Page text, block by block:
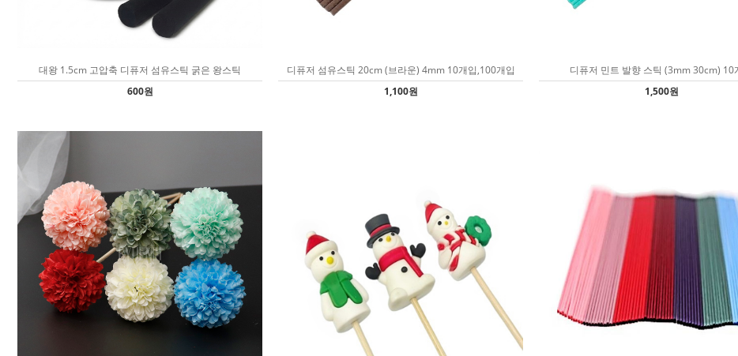
대왕 1.5cm 고압축 디퓨저 섬유스틱 굵은 왕스틱
600원
디퓨저 섬유스틱 20cm (브라운) 4mm 10개입,100개입
1,100원
디퓨저 민트 발향 스틱 (3mm 30cm) 10
1,500원